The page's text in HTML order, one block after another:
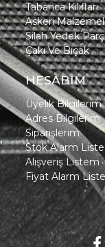
Tabanca Kılıfları
Askeri
Silah Yedek
Çakı Ve Bıçak
HESABIM
Üyelik Bilgilerim
Adres Bilgilerim
Siparişlerim
Stok Alarm
Alışveriş Listem
Fiyat Alarm